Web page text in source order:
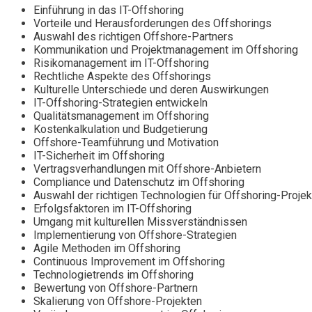
Einführung in das IT-Offshoring
Vorteile und Herausforderungen des Offshorings
Auswahl des richtigen Offshore-Partners
Kommunikation und Projektmanagement im Offshoring
Risikomanagement im IT-Offshoring
Rechtliche Aspekte des Offshorings
Kulturelle Unterschiede und deren Auswirkungen
IT-Offshoring-Strategien entwickeln
Qualitätsmanagement im Offshoring
Kostenkalkulation und Budgetierung
Offshore-Teamführung und Motivation
IT-Sicherheit im Offshoring
Vertragsverhandlungen mit Offshore-Anbietern
Compliance und Datenschutz im Offshoring
Auswahl der richtigen Technologien für Offshoring-
Erfolgsfaktoren im IT-Offshoring
Umgang mit kulturellen Missverständnissen
Implementierung von Offshore-Strategien
Agile Methoden im Offshoring
Continuous Improvement im Offshoring
Technologietrends im Offshoring
Bewertung von Offshore-Partnern
Skalierung von Offshore-Projekten